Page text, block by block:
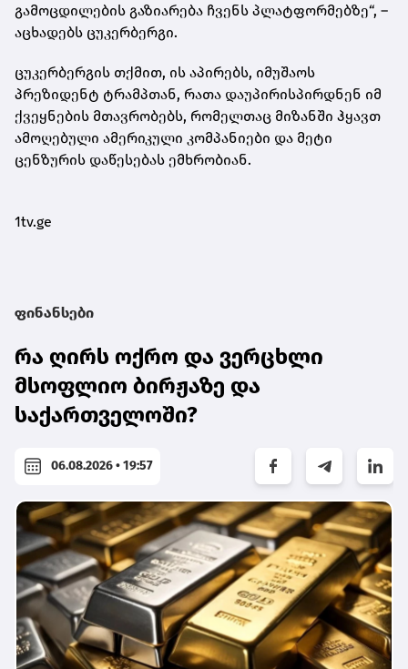
გამოცდილების გაზიარება ჩვენს პლატფორმებზე“, –
აცხადებს ცუკერბერგი.
ცუკერბერგის თქმით, ის აპირებს, იმუშაოს
პრეზიდენტ ტრამპთან, რათა დაუპირისპირდნენ იმ
ქვეყნების მთავრობებს, რომელთაც მიზანში ჰყავთ
ამოღებული ამერიკული კომპანიები და მეტი
ცენზურის დაწესებას ემხრობიან.
1tv.ge
ფინანსები
რა ღირს ოქრო და ვერცხლი
მსოფლიო ბირჟაზე და
საქართველოში?
06.08.2026 • 19:57